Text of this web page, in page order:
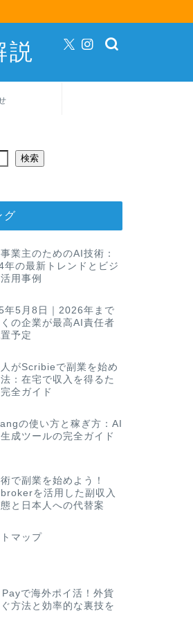
説
検索
グ
業主のためのAI技術：
年の最新トレンドとビジ
用事例
年5月8日｜2026年まで
の企業が最高AI責任者
予定
人がScribieで副業を始め
：在宅で収入を得るた
全ガイド
の使い方と稼ぎ方：AI
成ツールの完全ガイド
で副業を始めよう！
を活用した副収入
と日本人への代替案
マップ
で海外ポイ活！外貨
方法と効率的な裏技を